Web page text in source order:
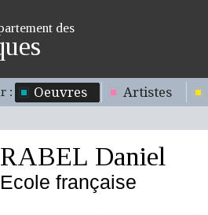
des
: Oeuvres Artistes
RABEL Daniel
Ecole française